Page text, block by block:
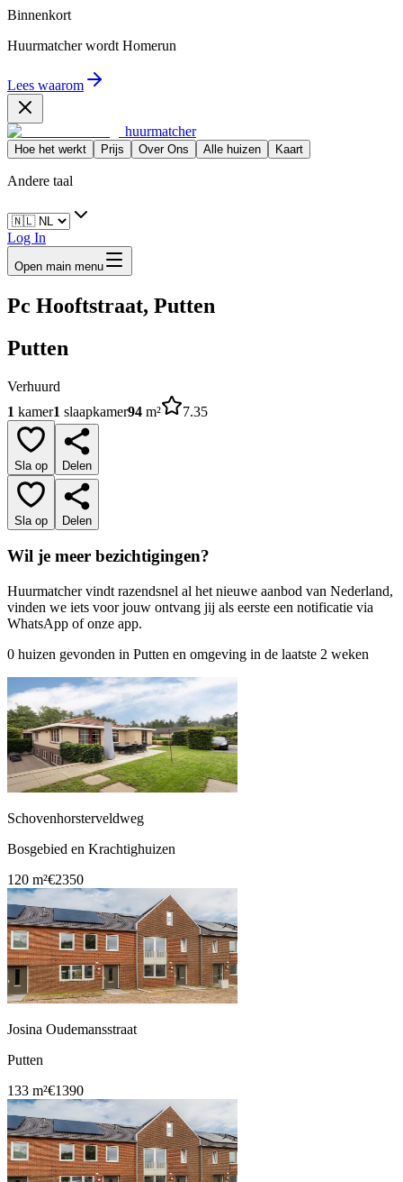
Binnenkort
Huurmatcher wordt Homerun
Lees waarom
huurmatcher
Hoe het werkt Prijs Over Ons Alle huizen Kaart
Andere taal
Log In
Open main menu
Pc Hooftstraat, Putten
Putten
Verhuurd
1 kamer1 slaapkamer94 m² 7.35
Sla op Delen
Sla op Delen
Wil je meer bezichtigingen?
Huurmatcher vindt razendsnel al het nieuwe aanbod van Nederland,
vinden we iets voor jouw ontvang jij als eerste een notificatie via
WhatsApp of onze app.
0 huizen gevonden in Putten en omgeving in de laatste 2 weken
Schovenhorsterveldweg
Bosgebied en Krachtighuizen
120 m²€2350
Josina Oudemansstraat
Putten
133 m²€1390